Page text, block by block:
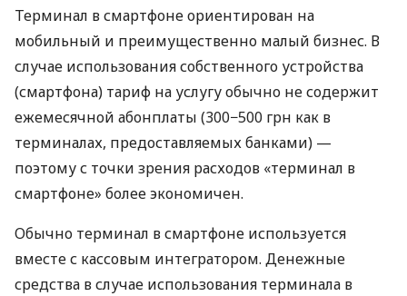
Терминал в смартфоне ориентирован на
мобильный и преимущественно малый бизнес. В
случае использования собственного устройства
(смартфона) тариф на услугу обычно не содержит
ежемесячной абонплаты (300−500 грн как в
терминалах, предоставляемых банками) —
поэтому с точки зрения расходов «терминал в
смартфоне» более экономичен.
Обычно терминал в смартфоне используется
вместе с кассовым интегратором. Денежные
средства в случае использования терминала в